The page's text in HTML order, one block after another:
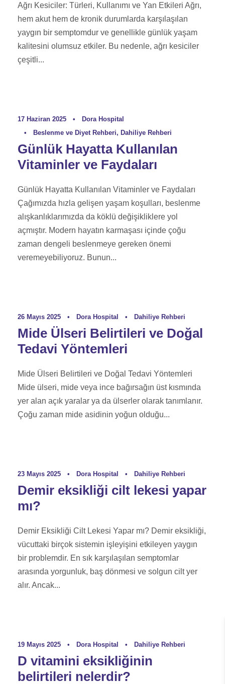
Ağrı Kesiciler: Türleri, Kullanımı ve Yan Etkileri Ağrı,
hem akut hem de kronik durumlarda karşılaşılan
yaygın bir semptomdur ve genellikle günlük yaşam
kalitesini olumsuz etkiler. Bu nedenle, ağrı kesiciler
çeşitli...
17 Haziran 2025 •
Dora Hospital
•
Beslenme ve Diyet Rehberi, Dahiliye Rehberi
Günlük Hayatta Kullanılan
Vitaminler ve Faydaları
Günlük Hayatta Kullanılan Vitaminler ve Faydaları
Çağımızda hızla gelişen yaşam koşulları, beslenme
alışkanlıklarımızda da köklü değişikliklere yol
açmıştır. Modern hayatın karmaşası içinde çoğu
zaman dengeli beslenmeye gereken önemi
veremeyebiliyoruz. Bunun...
26 Mayıs 2025 • Dora Hospital • Dahiliye Rehberi
Mide Ülseri Belirtileri ve Doğal
Tedavi Yöntemleri
Mide Ülseri Belirtileri ve Doğal Tedavi Yöntemleri
Mide ülseri, mide veya ince bağırsağın üst kısmında
yer alan açık yaralar ya da ülserler olarak tanımlanır.
Çoğu zaman mide asidinin yoğun olduğu...
23 Mayıs 2025 • Dora Hospital • Dahiliye Rehberi
Demir eksikliği cilt lekesi yapar
mı?
Demir Eksikliği Cilt Lekesi Yapar mı? Demir eksikliği,
vücuttaki birçok sistemin işleyişini etkileyen yaygın
bir problemdir. En sık karşılaşılan semptomlar
arasında yorgunluk, baş dönmesi ve solgun cilt yer
alır. Ancak...
19 Mayıs 2025 • Dora Hospital • Dahiliye Rehberi
D vitamini eksikliğinin
belirtileri nelerdir?